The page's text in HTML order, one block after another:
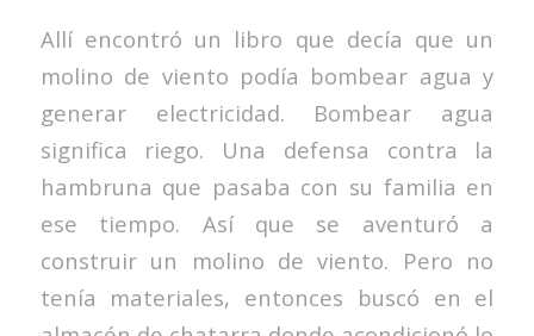
Allí encontró un libro que decía que un
molino de viento podía bombear agua y
generar electricidad. Bombear agua
significa riego. Una defensa contra la
hambruna que pasaba con su familia en
ese tiempo. Así que se aventuró a
construir un molino de viento. Pero no
tenía materiales, entonces buscó en el